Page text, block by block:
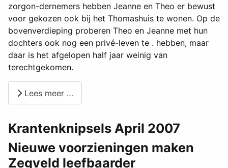
zorgon-dernemers hebben Jeanne en Theo er bewust
voor gekozen ook bij het Thomashuis te wonen. Op de
bovenverdieping proberen Theo en Jeanne met hun
dochters ook nog een privé-leven te . hebben, maar
daar is het afgelopen half jaar weinig van
terechtgekomen.
Lees meer …
Krantenknipsels April 2007
Nieuwe voorzieningen maken
Zegveld leefbaarder